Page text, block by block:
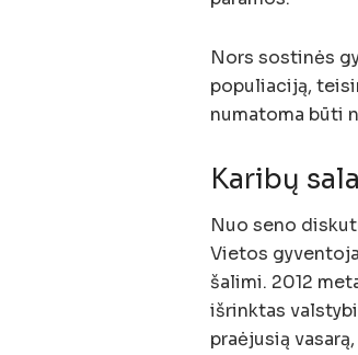
Nors sostinės
populiaciją,
numatoma būti
Karibų
Nuo seno
Vietos
šalimi. 2012
išrinktas
praėjusią